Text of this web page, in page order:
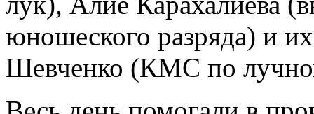
юношеского разряда) и
Шевченко (КМС по